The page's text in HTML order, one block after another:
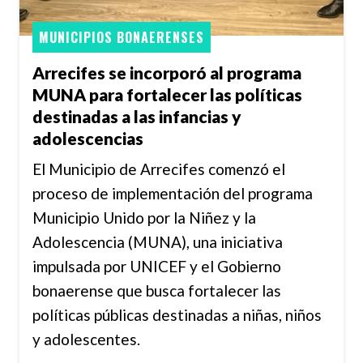
Arrecifes se incorporó al programa
MUNA para fortalecer las políticas
destinadas a las infancias y
adolescencias
MUNICIPIOS BONAERENSES
El Municipio de Arrecifes comenzó el
proceso de implementación del programa
Municipio Unido por la Niñez y la
Adolescencia (MUNA), una iniciativa
impulsada por UNICEF y el Gobierno
bonaerense que busca fortalecer las
políticas públicas destinadas a niñas, niños
y adolescentes.